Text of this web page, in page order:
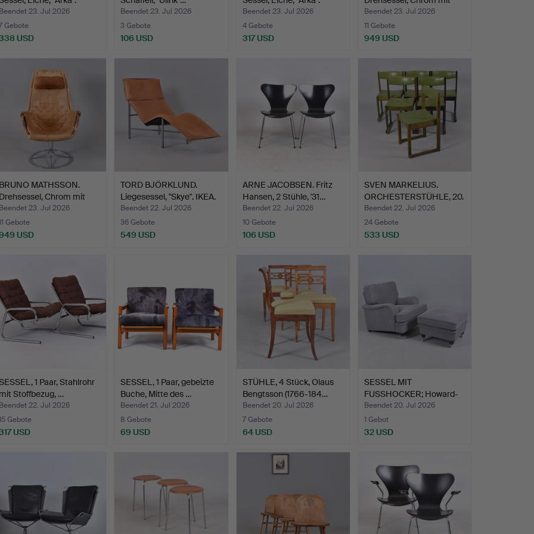
23. Jul 2026
Gebote
USD
Beendet 23. Jul 2026
3 Gebote
106 USD
Beendet 23. Jul 2026
4 Gebote
317 USD
hell…
Beendet 23. Jul 2026
11 Gebote
949 USD
MATHSSON.
Chrom mit
23. Jul 2026
Gebote
USD
TORD BJÖRKLUND.
Liegesessel, "Skye". IKEA.
Beendet 22. Jul 2026
36 Gebote
549 USD
ARNE JACOBSEN. Fritz
Hansen, 2 Stühle, '31…
Beendet 22. Jul 2026
10 Gebote
106 USD
SVEN MARKELIUS.
ORCHESTERSTÜHLE, 20.
Jahrh…
Beendet 22. Jul 2026
24 Gebote
533 USD
1 Paar, Stahlrohr
Stoffbezug, …
22. Jul 2026
Gebote
USD
SESSEL, 1 Paar, gebeizte
Buche, Mitte des …
Beendet 21. Jul 2026
8 Gebote
69 USD
STÜHLE, 4 Stück, Olaus
Bengtsson (1766-184…
Beendet 20. Jul 2026
7 Gebote
64 USD
SESSEL MIT
FUSSHOCKER; Howard-
Modell.
Beendet 20. Jul 2026
1 Gebot
32 USD